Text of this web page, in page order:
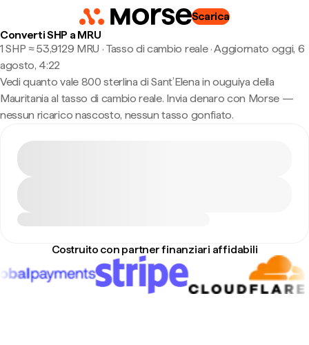
Scarica
Converti SHP a MRU
1 SHP ≈ 53,9129 MRU · Tasso di cambio reale·Aggiornato oggi, 6
agosto, 4:22
Vedi quanto vale 800 sterlina di Sant’Elena in ouguiya della
Mauritania al tasso di cambio reale. Invia denaro con Morse —
nessun ricarico nascosto, nessun tasso gonfiato.
Costruito con partner finanziari affidabili